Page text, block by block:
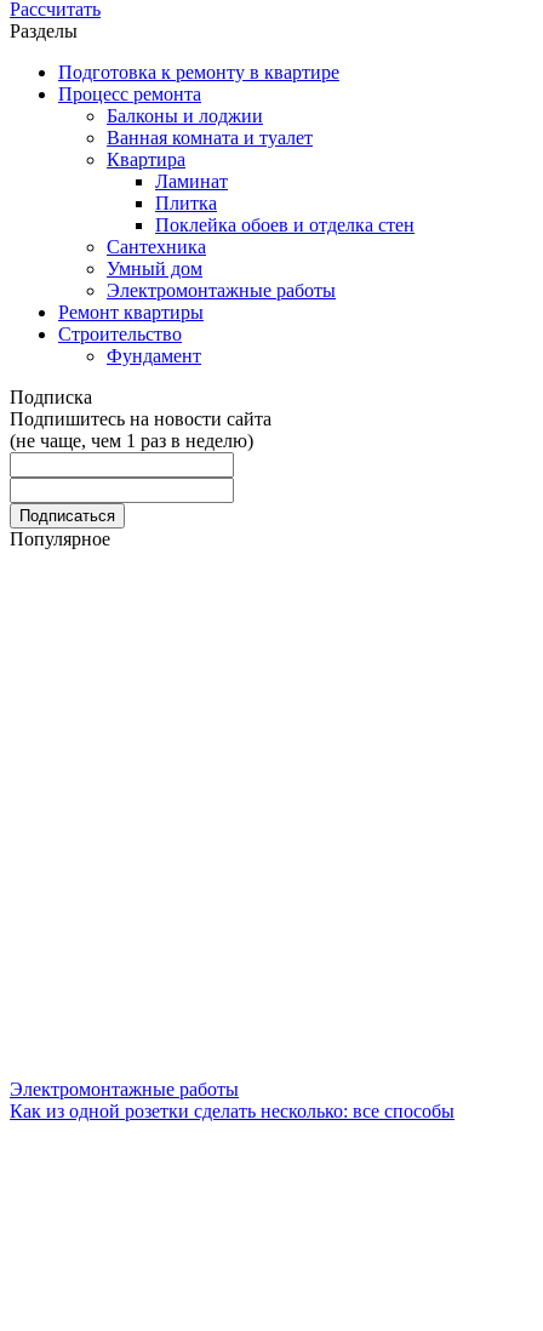
Рассчитать
Разделы
Подготовка к ремонту в квартире
Процесс ремонта
Балконы и лоджии
Ванная комната и туалет
Квартира
Ламинат
Плитка
Поклейка обоев и отделка стен
Сантехника
Умный дом
Электромонтажные работы
Ремонт квартиры
Строительство
Фундамент
Подписка
Подпишитесь на новости сайта
(не чаще, чем 1 раз в неделю)
Популярное
Электромонтажные работы
Как из одной розетки сделать несколько: все способы